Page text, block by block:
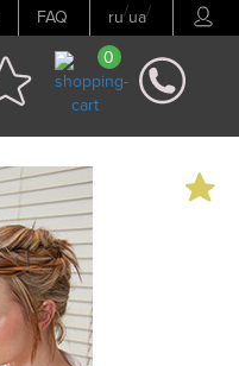
FAQ ru/ua/
0